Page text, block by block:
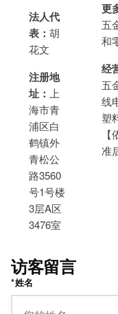
法人代
表： 胡
花文
注册地
址： 上
海市青
浦区白
鹤镇外
青松公
路3560
号1号楼
3层A区
3476室
更
五
和
经
五
线
塑
准
访客留言
*姓名